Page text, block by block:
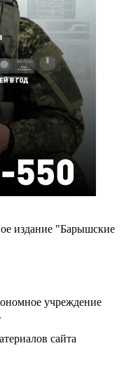
издание "Барышские
учреждение
сайта